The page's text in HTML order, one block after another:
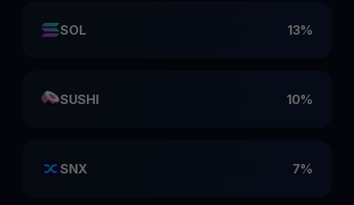
SOL 13%
SUSHI 10%
SNX 7%